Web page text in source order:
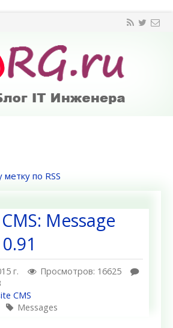
по RSS
Message
г.
Просмотров: 16625
CMS
Messages